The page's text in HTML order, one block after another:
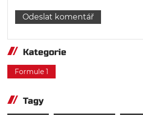
Kategorie
Formule 1
Tagy